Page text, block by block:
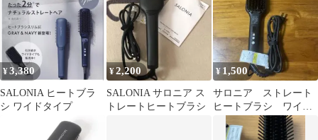
¥3,380
SALONIA ヒートブラ
シ ワイドタイプ
¥2,200
SALONIA サロニア ス
トレートヒートブラシ
¥ 1,500
サロニア ストレート
ヒートブラシ ワイ
ド ブラック